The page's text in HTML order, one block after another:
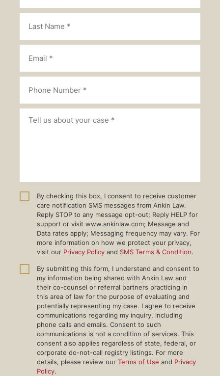
By checking this box, I consent to receive customer
care notification SMS messages from Ankin Law.
Reply STOP to any message opt-out; Reply HELP for
support or visit www.ankinlaw.com; Message and
Data rates apply; Messaging frequency may vary. For
more information on how we protect your privacy,
visit our Privacy Policy and SMS Terms & Condition.
By submitting this form, I understand and consent to
my information being shared with Ankin Law and
their co-counsel or referral partners practicing in
this area of law for the purpose of evaluating and
potentially representing my case. I agree to receive
communications regarding my inquiry, including
phone calls and emails. Consent to such
communications is not a condition of services. This
consent also applies regardless of state, federal, or
corporate do-not-call registry listings. For more
details, please review our Terms of Use and Privacy
Policy.